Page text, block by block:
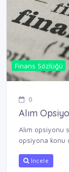
Finans Sözlüğü
0
Alım
Alım opsiyonu
opsiyona konu
İncele